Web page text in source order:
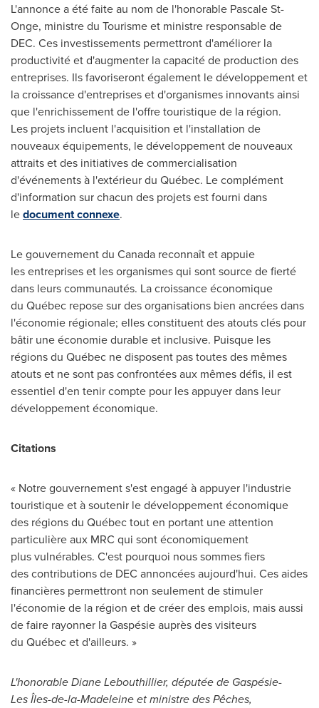
L'annonce a été faite au nom de l'honorable Pascale St-
Onge, ministre du Tourisme et ministre responsable de
DEC. Ces investissements permettront d'améliorer la
productivité et d'augmenter la capacité de production des
entreprises. Ils favoriseront également le développement et
la croissance d'entreprises et d'organismes innovantsainsi
que l'enrichissement de l'offre touristique de la région.
Les projets incluent l'acquisition et l'installation de
nouveaux équipements, le développement de nouveaux
attraits et des initiatives de commercialisation
d'événements à l'extérieur du Québec. Le complément
d'information sur chacun des projets est fourni dans
ledocument connexe.
Le gouvernement du Canada reconnaît et appuie
les entreprises et les organismes qui sont source de fierté
dans leurs communautés. La croissance économique
du Québec repose sur des organisations bien ancrées dans
l'économie régionale; elles constituent des atouts clés pour
bâtir une économie durable et inclusive. Puisque les
régions du Québec ne disposent pas toutes des mêmes
atouts et ne sont pas confrontées aux mêmes défis, il est
essentiel d'en tenir compte pour les appuyer dans leur
développement économique.
Citations
« Notre gouvernement s'est engagé à appuyer l'industrie
touristique et à soutenir le développement économique
des régions du Québec tout en portant une attention
particulière aux MRC qui sont économiquement
plus vulnérables. C'est pourquoi nous sommes fiers
des contributions de DEC annoncées aujourd'hui. Ces aides
financières permettront non seulement de stimuler
l'économie de la région et de créer des emplois, mais aussi
de faire rayonner la Gaspésie auprès des visiteurs
du Québec et d'ailleurs. »
L'honorable Diane Lebouthillier, députée de Gaspésie-
Les Îles‍-‍de-la‍-‍Madeleine et ministre des Pêches,